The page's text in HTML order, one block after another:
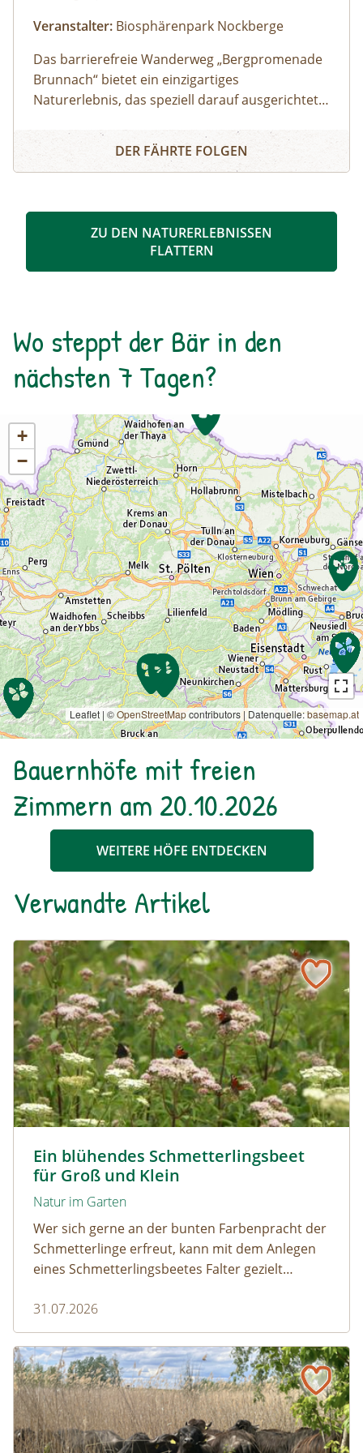
Veranstalter: Biosphärenpark Nockberge
Das barrierefreie Wanderweg „Bergpromenade
Brunnach“ bietet ein einzigartiges
Naturerlebnis, das speziell darauf ausgerichtet
Mobilitätseinschränkungen oder Familien mit
Kinderwägen die Schönheit der Alm
Ranger: in erkunden Sie diesen Weg und
Barrierefreies Naturerlebnis "Bergpromenade Brunnach"
DER FÄHRTE FOLGEN
ZU DEN NATURERLEBNISSEN
FLATTERN
Wo steppt der Bär in den
nächsten 7 Tagen?
+
−
Leaflet | ©OpenStreetMapcontributors | Datenquelle:basemap.at
Bauernhöfe mit freien
Zimmern am 20.10.2026
WEITERE HÖFE ENTDECKEN
Verwandte Artikel
Ein blühendes Schmetterlingsbeet
für Groß und Klein
Natur im Garten
Wer sich gerne an der bunten Farbenpracht der
Schmetterlinge erfreut, kann mit dem Anlegen
eines Schmetterlingsbeetes Falter gezielt
dürfen ausreichend mitgedacht werden. Denn
ohne Raupen gibt es keine schönen
Schmetterlinge!
31.07.2026
Ein blühendes Schmetterlingsbeet für Groß und Klein
Naturmagazin: Die Rückkehr der Big Five im Weinviertel
Die Rückkehr der Big Five im Weinviertel